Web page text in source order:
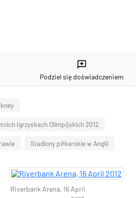
reviews
Podziel się doświadczeniem
Igrzyskach Olimpijskich 2012
Stadiony piłkarskie w Anglii
Riverbank Arena, 16 April